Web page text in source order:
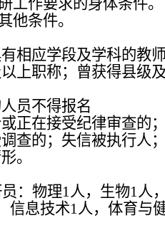
工作要求的身体条件。
他条件。
相应学段及学科的教师
以上职称；曾获得县级及
员不得报名
正在接受纪律审查的
查的；失信被执行人
。
：物理1人，生物1人
信息技术1人， 体育与